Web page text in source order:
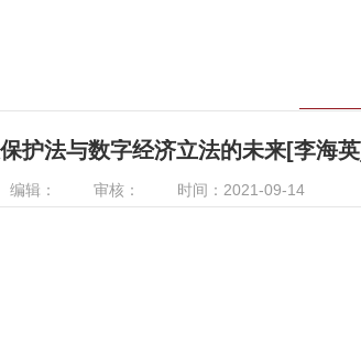
护法与数字经济立法的未来[李海
编辑： 审核： 时间：2021-09-14